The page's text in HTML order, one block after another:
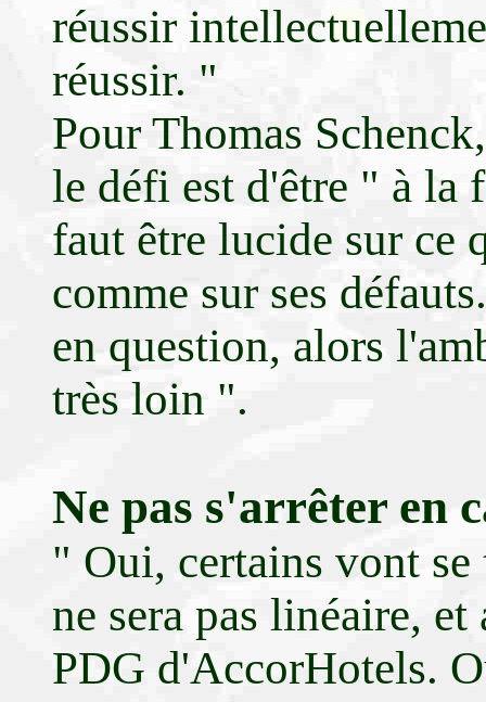
réussir
réussir. "
Pour Thomas
le défi est d'être " à la
faut être lucide sur ce
comme sur ses
en question, alors
très loin ".
Ne pas s'arrêter en
" Oui, certains vont
ne sera pas linéaire,
PDG d'AccorHotels.